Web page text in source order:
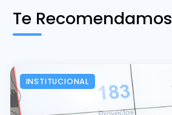
Te Recomendamos
INSTITUCIONAL